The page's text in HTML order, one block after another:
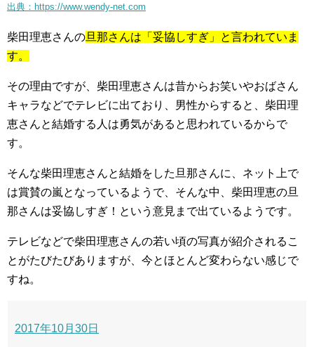
出典：https://www.wendy-net.com
柴田理恵さんの旦那さんは「妥協しすぎ」と言われていま
す。
その理由ですが、柴田理恵さんは昔からお笑いやおばさん
キャラなどでテレビに出ており、男性からすると、柴田理
恵さんと結婚する人は勇気があると思われているからで
す。
そんな柴田理恵さんと結婚をした旦那さんに、ネット上で
は賞賛の嵐となっているようで、そんな中、柴田理恵の旦
那さんは妥協しすぎ！という意見まで出ているようです。
テレビなどで柴田理恵さんの若い頃の写真が紹介されるこ
とがたびたびありますが、今とほとんど変わらない感じで
すね。
2017年10月30日